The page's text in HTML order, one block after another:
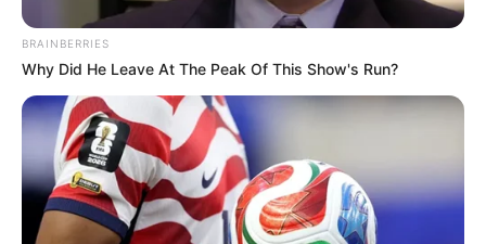
JG WENTWORTH
BRAINBERRIES
Why Did He Leave At The Peak Of This Show's Run?